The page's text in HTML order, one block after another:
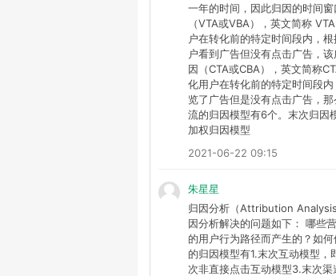
一年的时间，因此归因的时间
（VTA或VBA），英文简称
户在转化前的特定时间段内，
户看到广告但没有点击广告，
因（CTA或CBA），英文简称
化用户在转化前的特定时间段
览了广告但是没有点击广告，
流的归因模型有6个。末次归因
加权归因模型
2021-06-22 09:15
朱星星
归因分析（Attribution
因分析解决的问题如下： 哪些
的用户行为路径而产生的？如
的归因模型有1.末次互动模型
次非直接点击互动模型3.末次